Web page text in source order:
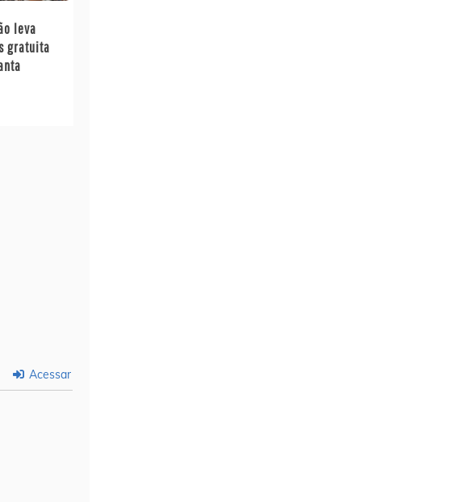
leva
gratuita
Acessar